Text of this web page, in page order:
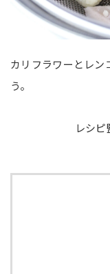
カリフラワーとレン
う。
レシ